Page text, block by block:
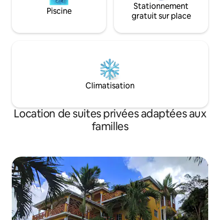
Piscine
Stationnement
gratuit sur place
Climatisation
Location de suites privées adaptées aux
familles